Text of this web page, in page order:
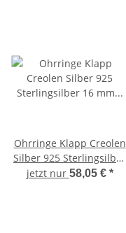
Ohrringe Klapp Creolen
Silber 925 Sterlingsilber
16 mm Klappcreolen
jetzt nur 58,05 € *